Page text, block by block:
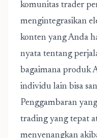
komunitas trader
mengintegrasikan
konten yang Anda
nyata tentang
bagaimana produk
individu lain bisa
Penggambaran
trading yang tepat
menyenangkan